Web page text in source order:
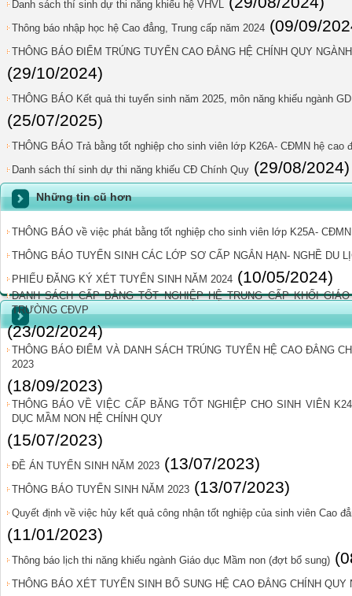
Danh sách thí sinh dự thi năng khiếu hệ VHVL
Thông báo nhập học hệ Cao đẳng, Trung cấp năm 2024 (09/09/
THÔNG BÁO ĐIỂM TRÚNG TUYỂN CAO ĐẲNG HỆ CHÍNH QUY
(29/10/2024)
THÔNG BÁO Kết quả thi tuyển sinh năm 2025, môn năng khiếu ngành
(25/07/2025)
THÔNG BÁO Trả bằng tốt nghiệp cho sinh viên lớp K26A- CĐMN hệ cao
Danh sách thí sinh dự thi năng khiếu CĐ Chính Quy (29/08/2024)
Những tin cũ hơn
THÔNG BÁO về việc phát bằng tốt nghiệp cho sinh viên lớp K25A-
THÔNG BÁO TUYỂN SINH CÁC LỚP SƠ CẤP NGẮN HẠN- NGHỀ DU
PHIẾU ĐĂNG KÝ XÉT TUYỂN SINH NĂM 2024 (10/05/2024)
DANH SÁCH CẤP BẰNG TỐT NGHIỆP HỆ TRUNG CẤP KHỐI
TRƯỜNG CĐVP
(23/02/2024)
THÔNG BÁO ĐIỂM VÀ DANH SÁCH TRÚNG TUYỂN HỆ CAO ĐẲNG
2023
(18/09/2023)
THÔNG BÁO VỀ VIỆC CẤP BĂNG TỐT NGHIỆP CHO SINH VIÊN
DỤC MẦM NON HỆ CHÍNH QUY
(15/07/2023)
ĐỀ ÁN TUYỂN SINH NĂM 2023 (13/07/2023)
THÔNG BÁO TUYỂN SINH NĂM 2023 (13/07/2023)
Quyết định về việc hủy kết quả công nhận tốt nghiệp của sinh viên Cao
(11/01/2023)
Thông báo lịch thi năng khiếu ngành Giáo dục Mầm non (đợt bổ sung)
THÔNG BÁO XÉT TUYỂN SINH BỔ SUNG HỆ CAO ĐẲNG CHÍNH QUY